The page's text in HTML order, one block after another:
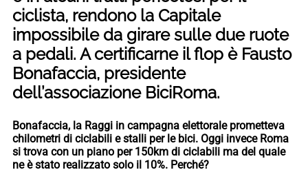
ciclista, rendono la Capitale
impossibile da girare sulle due ruote
a pedali. A certificarne il flop è Fausto
Bonafaccia, presidente
dell’associazione BiciRoma.
Bonafaccia, la Raggi in campagna elettorale prometteva
chilometri di ciclabili e stalli per le bici. Oggi invece Roma
si trova con un piano per 150km di ciclabili ma del quale
ne è stato realizzato solo il 10%. Perché?